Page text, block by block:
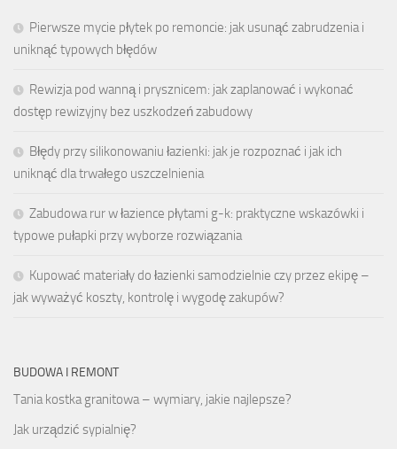
Pierwsze mycie płytek po remoncie: jak usunąć zabrudzenia i
uniknąć typowych błędów
Rewizja pod wanną i prysznicem: jak zaplanować i wykonać
dostęp rewizyjny bez uszkodzeń zabudowy
Błędy przy silikonowaniu łazienki: jak je rozpoznać i jak ich
uniknąć dla trwałego uszczelnienia
Zabudowa rur w łazience płytami g-k: praktyczne wskazówki i
typowe pułapki przy wyborze rozwiązania
Kupować materiały do łazienki samodzielnie czy przez ekipę –
jak wyważyć koszty, kontrolę i wygodę zakupów?
BUDOWA I REMONT
Tania kostka granitowa – wymiary, jakie najlepsze?
Jak urządzić sypialnię?